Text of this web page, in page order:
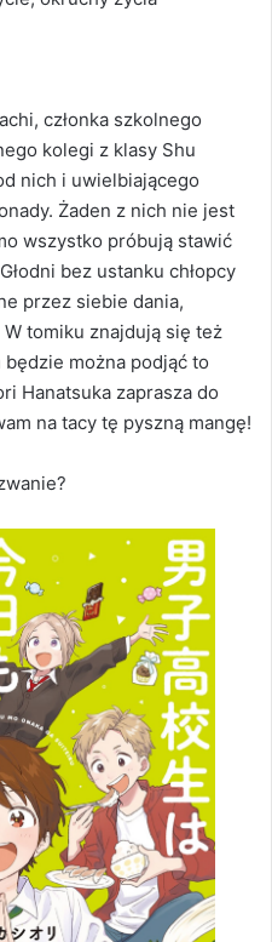
członka szkolnego
kolegi z klasy Shu
nich i uwielbiającego
Żaden z nich nie jest
wszystko próbują stawić
bez ustanku chłopcy
przez siebie dania,
tomiku znajdują się też
można podjąć to
Hanatsuka zaprasza do
na tacy tę pyszną mangę!